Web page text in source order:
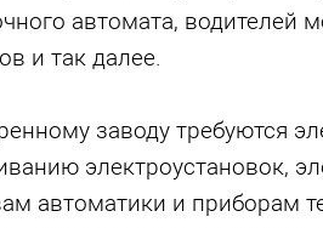
автомата, водителей
и так далее.
заводу требуются
электроустановок,
автоматики и приборам